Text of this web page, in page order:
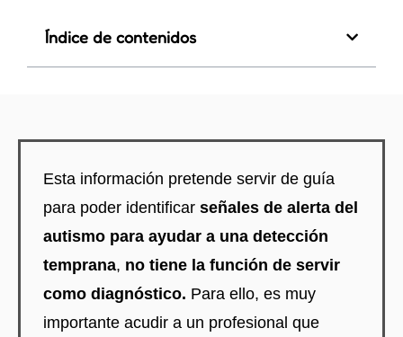
Índice de contenidos
Esta información pretende servir de guía
para poder identificar señales de alerta del
autismo para ayudar a una detección
temprana, no tiene la función de servir
como diagnóstico. Para ello, es muy
importante acudir a un profesional que